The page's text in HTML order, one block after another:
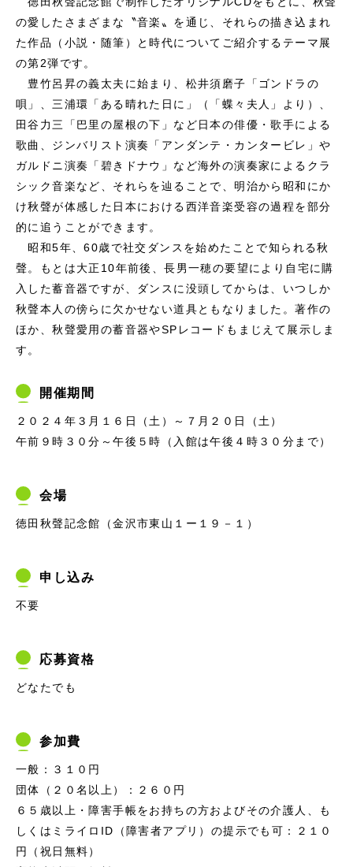
の愛したさまざまな〝音楽〟を通じ、それらの描き込まれ
た作品（小説・随筆）と時代についてご紹介するテーマ展
の第2弾です。
豊竹呂昇の義太夫に始まり、松井須磨子「ゴンドラの
唄」、三浦環「ある晴れた日に」（「蝶々夫人」より）、
田谷力三「巴里の屋根の下」など日本の俳優・歌手による
歌曲、ジンバリスト演奏「アンダンテ・カンタービレ」や
ガルドニ演奏「碧きドナウ」など海外の演奏家によるクラ
シック音楽など、それらを辿ることで、明治から昭和にか
け秋聲が体感した日本における西洋音楽受容の過程を部分
的に追うことができます。
昭和5年、60歳で社交ダンスを始めたことで知られる秋
聲。もとは大正10年前後、長男一穂の要望により自宅に購
入した蓄音器ですが、ダンスに没頭してからは、いつしか
秋聲本人の傍らに欠かせない道具ともなりました。著作の
ほか、秋聲愛用の蓄音器やSPレコードもまじえて展示しま
す。
開催期間
２０２４年３月１６日（土）～７月２０日（土）
午前９時３０分～午後５時（入館は午後４時３０分まで）
会場
徳田秋聲記念館（金沢市東山１ー１９－１）
申し込み
不要
応募資格
どなたでも
参加費
一般：３１０円
団体（２０名以上）：２６０円
６５歳以上・障害手帳をお持ちの方およびその介護人、も
しくはミライロID（障害者アプリ）の提示でも可：２１０
円（祝日無料）